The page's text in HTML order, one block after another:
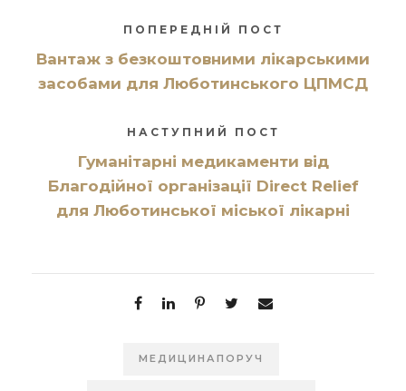
ПОПЕРЕДНІЙ ПОСТ
Вантаж з безкоштовними лікарськими
засобами для Люботинського ЦПМСД
НАСТУПНИЙ ПОСТ
Гуманітарні медикаменти від
Благодійної організації Direct Relief
для Люботинської міської лікарні
МЕДИЦИНАПОРУЧ